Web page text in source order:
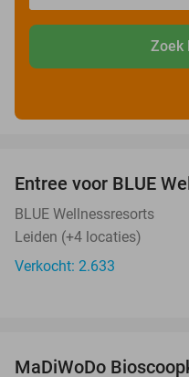
Zoek
Entree voor BLUE
BLUE Wellnessresorts
Leiden (+4 locaties)
Verkocht: 2.633
MaDiWoDo